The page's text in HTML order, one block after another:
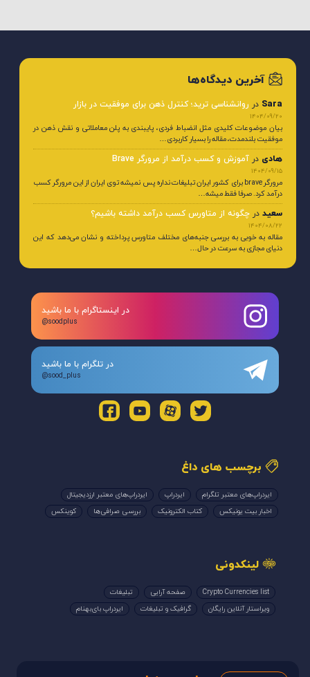
آخرین دیدگاه‌ها
Sara در روانشناسی ترید؛ کنترل ذهن برای موفقیت در بازار
1404/09/20
بیان موضوعات کلیدی مثل انضباط فردی، پایبندی به پلن معاملاتی و نقش ذهن در
موفقیت بلندمدت، مقاله را بسیار کاربردی…
هادی در آموزش و کسب درآمد از مرورگر Brave
1404/09/15
مرورگر brave برای کشور ایران تبلیغات نداره پس نمیشه توی ایران از این مرورگر کسب
درآمد کرد. صرفا فقط میشه…
سعید در چگونه از متاورس کسب درآمد داشته باشیم؟
1404/08/22
مقاله به خوبی به بررسی جنبه‌های مختلف متاورس پرداخته و نشان می‌دهد که این
دنیای مجازی به سرعت در حال…
در اینستاگرام با ما باشید
@soodplus
در تلگرام با ما باشید
@sood_plus
برچسب های داغ
ایردراپ‌های معتبر تلگرام ایردراپ
ایردراپ‌های معتبر ارزدیجیتال
اخبار بیت یونیکس
کتاب الکترونیک بررسی صرافی‌ها کوینکس
لینکدونی
Crypto Currencies list صفحه آرایی
تبلیغات
ویراستار آنلاین رایگان
گرافیک و تبلیغات ایردراپ بای‌بهنام